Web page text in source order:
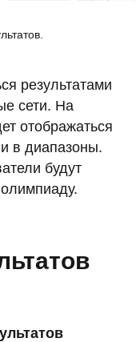
результатами
сети. На
отображаться
в диапазоны.
будут